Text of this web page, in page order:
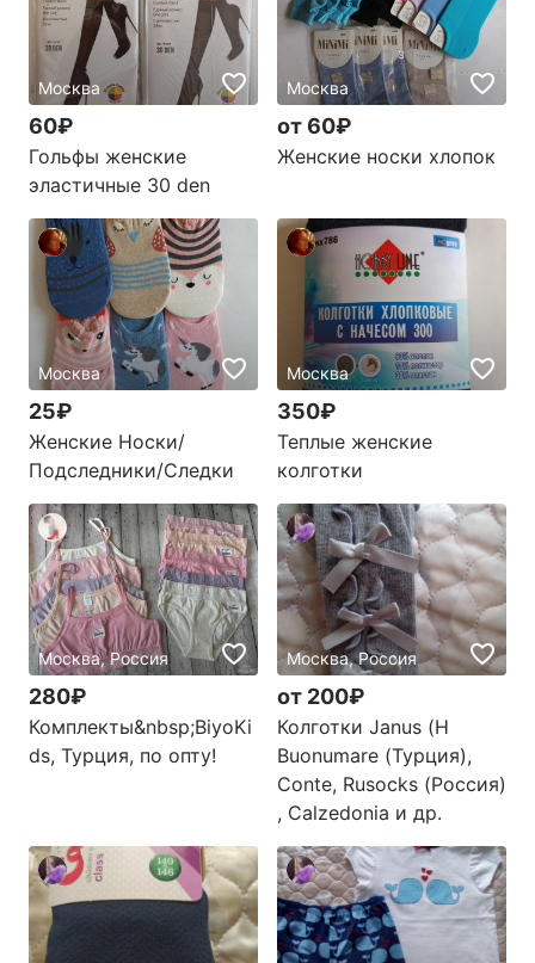
Москва
60₽
Гольфы женские
эластичные 30 den
Москва
от 60₽
Женские носки хлопок
Москва
25₽
Женские Носки/
Подследники/Следки
Москва
350₽
Теплые женские
колготки
Москва, Россия
280₽
Комплекты&nbsp;BiyoKi
ds, Турция, по опту!
Москва, Россия
от 200₽
Колготки Janus (Н
Buonumare (Турция),
Conte, Rusocks (Россия)
, Calzedonia и др.